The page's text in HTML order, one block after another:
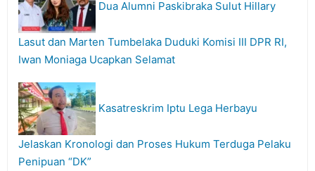
Dua Alumni Paskibraka Sulut Hillary
Lasut dan Marten Tumbelaka Duduki Komisi III DPR RI,
Iwan Moniaga Ucapkan Selamat
Kasatreskrim Iptu Lega Herbayu
Jelaskan Kronologi dan Proses Hukum Terduga Pelaku
Penipuan “DK”